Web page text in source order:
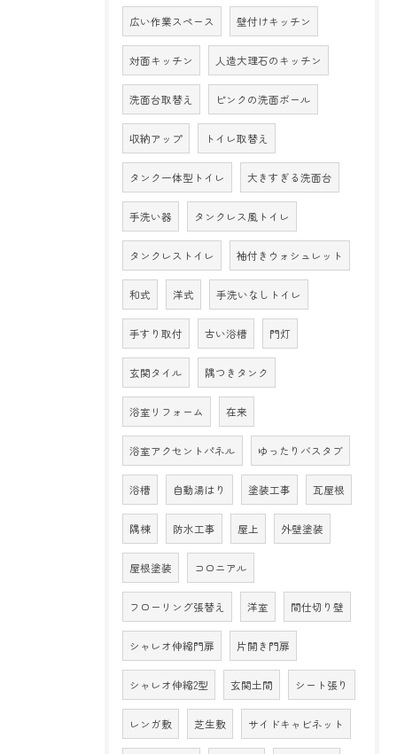
広い作業スペース 壁付けキッチン
対面キッチン 人造大理石のキッチン
洗面台取替え ピンクの洗面ボール
収納アップ トイレ取替え
タンク一体型トイレ 大きすぎる洗面台
手洗い器 タンクレス風トイレ
タンクレストイレ 袖付きウォシュレット
和式 洋式 手洗いなしトイレ
手すり取付 古い浴槽 門灯
玄関タイル 隅つきタンク
浴室リフォーム 在来
浴室アクセントパネル ゆったりバスタブ
浴槽 自動湯はり 塗装工事 瓦屋根
隅棟 防水工事 屋上 外壁塗装
屋根塗装 コロニアル
フローリング張替え 洋室 間仕切り壁
シャレオ伸縮門扉 片開き門扉
シャレオ伸縮2型 玄関土間 シート張り
レンガ敷 芝生敷 サイドキャビネット